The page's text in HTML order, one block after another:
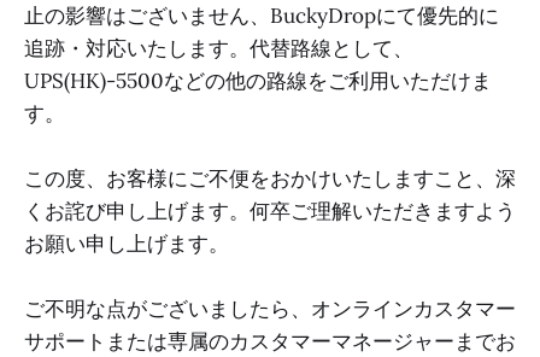
止の影響はございません、BuckyDropにて優先的に
追跡・対応いたします。代替路線として、
UPS(HK)-5500などの他の路線をご利用いただけま
す。
この度、お客様にご不便をおかけいたしますこと、深
くお詫び申し上げます。何卒ご理解いただきますよう
お願い申し上げます。
ご不明な点がございましたら、オンラインカスタマー
サポートまたは専属のカスタマーマネージャーまでお